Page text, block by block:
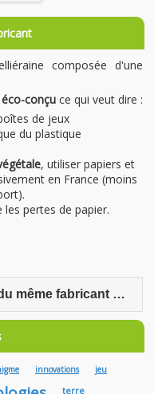
composée d'une
éco-conçu ce qui veut dire :
de jeux
du plastique
, utiliser papiers et
en France (moins
pertes de papier.
Découvrez d'autres produits du même fabricant Bioviva
innovations jeu
terre